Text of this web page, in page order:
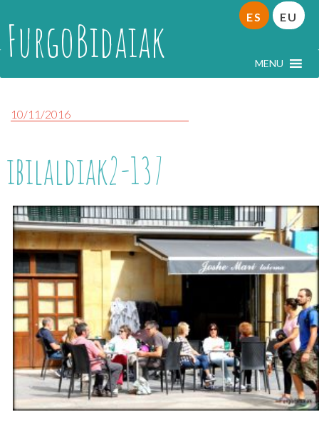
FurgoBidaiak MENU
ES EU
10/11/2016
ibilaldiak2-137